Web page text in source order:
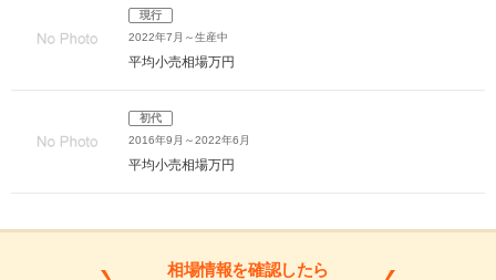
現行
2022年7月～生産中
平均小売相場万円
初代
2016年9月～2022年6月
平均小売相場万円
相場情報を確認したら